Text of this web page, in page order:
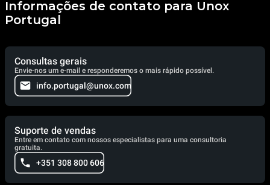
Informações de contato para Unox
Portugal
Consultas gerais
Envie-nos um e-mail e responderemos o mais rápido possível.
info.portugal@unox.com
Suporte de vendas
Entre em contato com nossos especialistas para uma consultoria
gratuita.
+351 308 800 606